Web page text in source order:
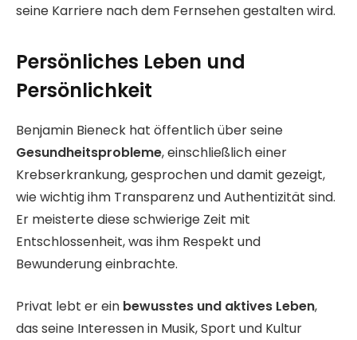
seine Karriere nach dem Fernsehen gestalten wird.
Persönliches Leben und
Persönlichkeit
Benjamin Bieneck hat öffentlich über seine
Gesundheitsprobleme, einschließlich einer
Krebserkrankung, gesprochen und damit gezeigt,
wie wichtig ihm Transparenz und Authentizität sind.
Er meisterte diese schwierige Zeit mit
Entschlossenheit, was ihm Respekt und
Bewunderung einbrachte.
Privat lebt er ein bewusstes und aktives Leben,
das seine Interessen in Musik, Sport und Kultur